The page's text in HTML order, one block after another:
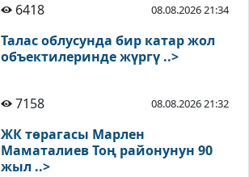
6418 08.08.2026 21:34
Талас облусунда бир катар жол
объектилеринде жүргү ..>
7158 08.08.2026 21:32
ЖК төрагасы Марлен
Маматалиев Тоң районунун 90
жыл ..>